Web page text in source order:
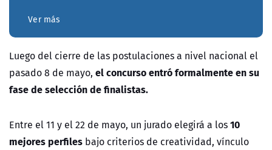
Ver más
Luego del cierre de las postulaciones a nivel nacional el
pasado 8 de mayo, el concurso entró formalmente en su
fase de selección de finalistas.
Entre el 11 y el 22 de mayo, un jurado elegirá a los10
mejores perfiles bajo criterios de creatividad, vínculo